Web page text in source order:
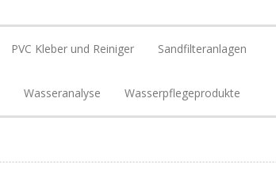
PVC Kleber und Reiniger Sandfilteranlagen
Wasseranalyse Wasserpflegeprodukte